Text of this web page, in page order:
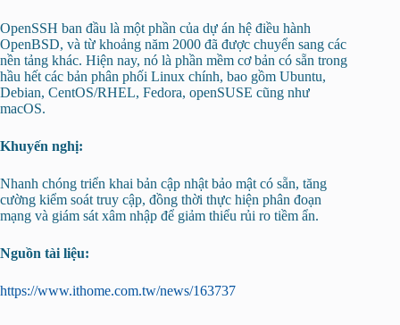
OpenSSH ban đầu là một phần của dự án hệ điều hành
OpenBSD, và từ khoảng năm 2000 đã được chuyển sang các
nền tảng khác. Hiện nay, nó là phần mềm cơ bản có sẵn trong
hầu hết các bản phân phối Linux chính, bao gồm Ubuntu,
Debian, CentOS/RHEL, Fedora, openSUSE cũng như
macOS.
Khuyến nghị:
Nhanh chóng triển khai bản cập nhật bảo mật có sẵn, tăng
cường kiểm soát truy cập, đồng thời thực hiện phân đoạn
mạng và giám sát xâm nhập để giảm thiểu rủi ro tiềm ẩn.
Nguồn tài liệu:
https://www.ithome.com.tw/news/163737